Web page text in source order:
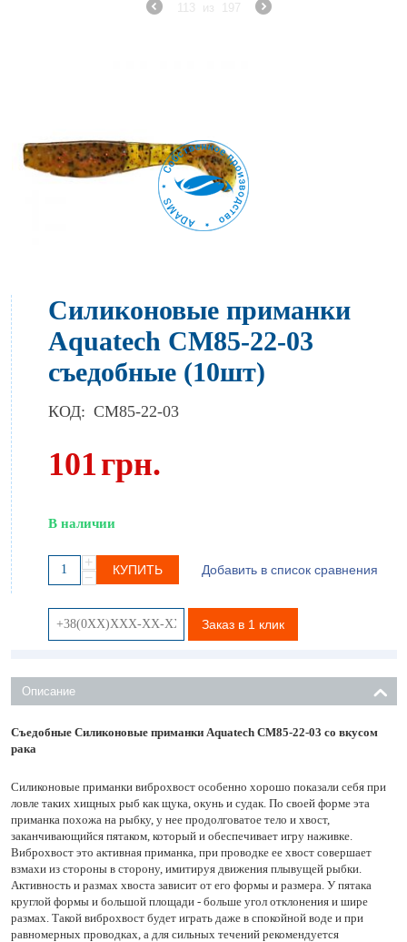
113 из 197
Силиконовые приманки
Aquatech СМ85-22-03
съедобные (10шт)
КОД: CM85-22-03
101грн.
В наличии
+
−
КУПИТЬ Добавить в список сравнения
Заказ в 1 клик
Описание
Съедобные Силиконовые приманки Aquatech CM85-22-03 со вкусом
рака
Силиконовые приманки виброхвост особенно хорошо показали себя при
ловле таких хищных рыб как щука, окунь и судак. По своей форме эта
приманка похожа на рыбку, у нее продолговатое тело и хвост,
заканчивающийся пятаком, который и обеспечивает игру наживке.
Виброхвост это активная приманка, при проводке ее хвост совершает
взмахи из стороны в сторону, имитируя движения плывущей рыбки.
Активность и размах хвоста зависит от его формы и размера. У пятака
круглой формы и большой площади - больше угол отклонения и шире
размах. Такой виброхвост будет играть даже в спокойной воде и при
равномерных проводках, а для сильных течений рекомендуется